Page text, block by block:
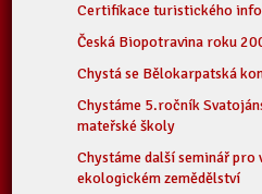
Certifikace turistického
Česká Biopotravina roku
Chystá se Bělokarpatská
Chystáme 5.ročník
mateřské školy
Chystáme další seminář pro
ekologickém zemědělství